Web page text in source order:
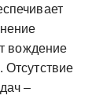
вождение
–